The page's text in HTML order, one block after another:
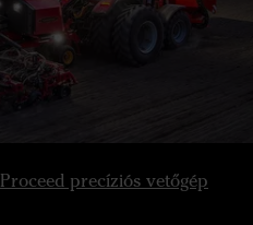
Proceed precíziós vetőgép